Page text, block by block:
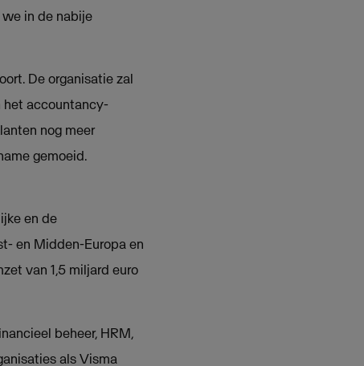
in de nabije
De organisatie zal
het accountancy-
nog meer
gemoeid.
en de
en Midden-Europa en
van 1,5 miljard euro
beheer, HRM,
als Visma